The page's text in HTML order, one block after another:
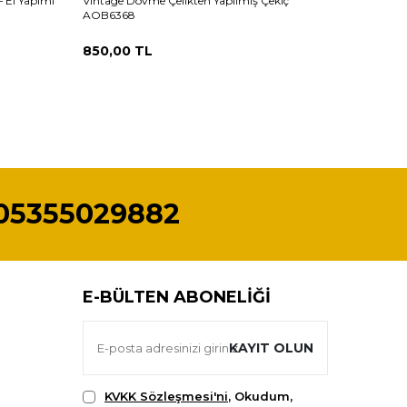
AOB6368
850,00 TL
E-BÜLTEN ABONELIĞI
KAYIT OLUN
KVKK Sözleşmesi'ni, Okudum,